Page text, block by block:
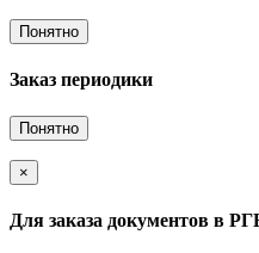
Понятно
Заказ периодики
Понятно
×
Для заказа документов в